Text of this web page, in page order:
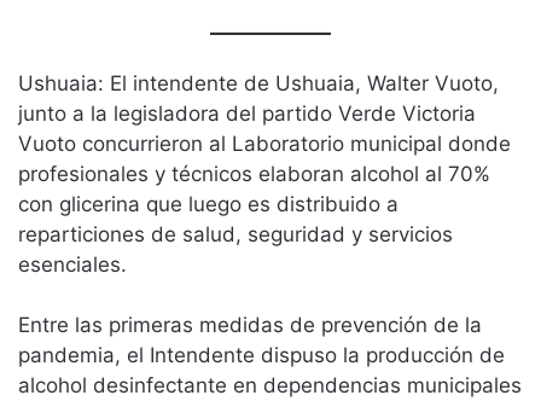
Ushuaia: El intendente de Ushuaia, Walter Vuoto,
junto a la legisladora del partido Verde Victoria
Vuoto concurrieron al Laboratorio municipal donde
profesionales y técnicos elaboran alcohol al 70%
con glicerina que luego es distribuido a
reparticiones de salud, seguridad y servicios
esenciales.
Entre las primeras medidas de prevención de la
pandemia, el Intendente dispuso la producción de
alcohol desinfectante en dependencias municipales